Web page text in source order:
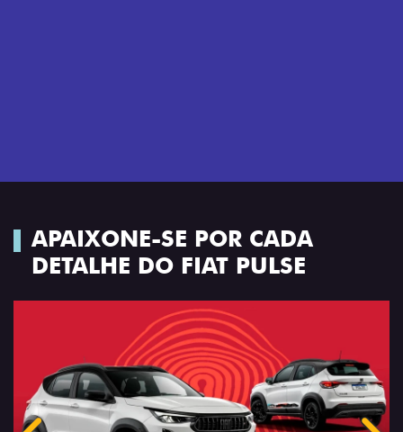
APAIXONE-SE POR CADA
DETALHE DO FIAT PULSE